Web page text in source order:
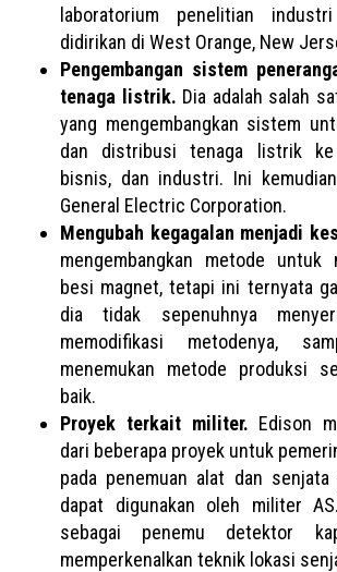
laboratorium penelitian
didirikan di West Orange, New
Pengembangan sistem
tenaga listrik. Dia adalah salah
yang mengembangkan sistem
dan distribusi tenaga listrik
bisnis, dan industri. Ini
General Electric Corporation.
Mengubah kegagalan menjadi
mengembangkan metode untuk
besi magnet, tetapi ini ternyata
dia tidak sepenuhnya
memodifikasi metodenya,
menemukan metode produksi
baik.
Proyek terkait militer. Edison
dari beberapa proyek untuk
pada penemuan alat dan senjata
dapat digunakan oleh militer
sebagai penemu detektor
memperkenalkan teknik lokasi